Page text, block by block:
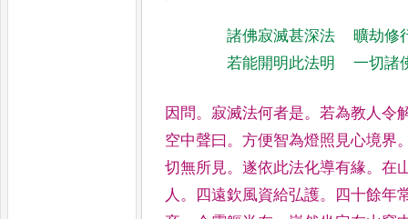
諸佛寂滅甚深法
曠劫修
若能開明此法明
一切諸
因問。寂滅法何者是。若為教人令
空中聲曰 。方便智為燈照見心境界
切無所見。遂依此法化導有緣。在
人 。 四遠欽風資給弘護。
四十餘年